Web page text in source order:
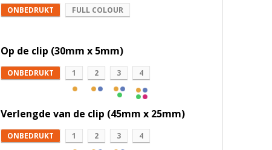
ONBEDRUKT FULL COLOUR
Op de clip (30mm x 5mm)
ONBEDRUKT 1 2 3 4
Verlengde van de clip (45mm x 25mm)
ONBEDRUKT 1 2 3 4